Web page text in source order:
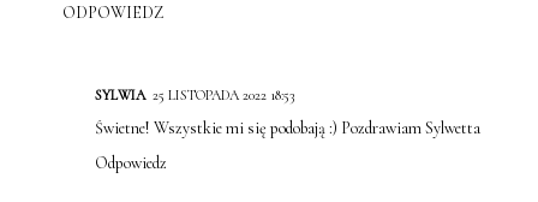
ODPOWIEDZ
SYLWIA 25 LISTOPADA 2022 18:53
Świetne! Wszystkie mi się podobają :) Pozdrawiam Sylwetta
Odpowiedz